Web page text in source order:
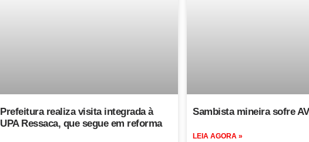
Prefeitura realiza visita integrada à
UPA Ressaca, que segue em reforma
Sambista mineira sofre
LEIA AGORA »